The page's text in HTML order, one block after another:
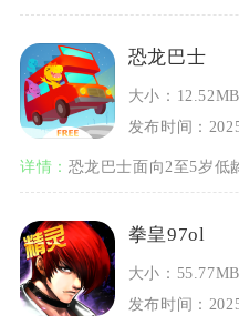
恐龙巴士
大小：12.52MB
发布时间：
详情： 恐龙巴士面向2至5岁低龄儿童打造趣味驾
拳皇97ol
大小：55.77MB
发布时间：